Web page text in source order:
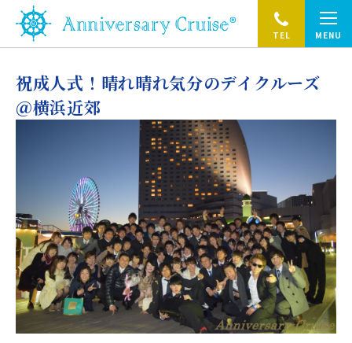
TEL MENU
祝成人式！晴れ晴れ気分のデイクルーズ
＠横浜近郊